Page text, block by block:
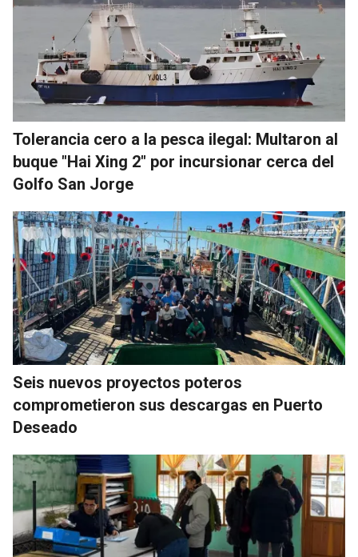
Tolerancia cero a la pesca ilegal: Multaron al
buque "Hai Xing 2" por incursionar cerca del
Golfo San Jorge
Seis nuevos proyectos poteros
comprometieron sus descargas en Puerto
Deseado